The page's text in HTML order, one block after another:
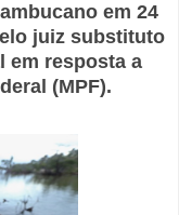
em 24
juiz substituto
em resposta a
(MPF).